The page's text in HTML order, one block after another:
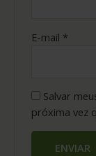
E-mail *
Salvar
próxima vez